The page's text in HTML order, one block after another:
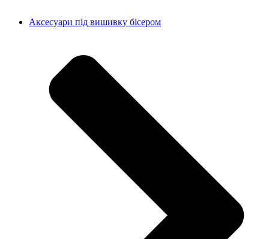
Аксесуари під вишивку бісером